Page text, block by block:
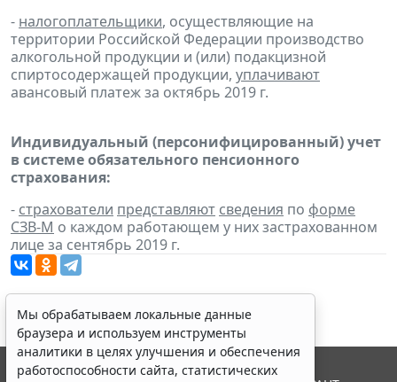
- налогоплательщики, осуществляющие на
территории Российской Федерации производство
алкогольной продукции и (или) подакцизной
спиртосодержащей продукции, уплачивают
авансовый платеж за октябрь 2019 г.
Индивидуальный (персонифицированный) учет
в системе обязательного пенсионного
страхования:
- страхователи представляют сведения по форме
СЗВ-М о каждом работающем у них застрахованном
лице за сентябрь 2019 г.
Мы обрабатываем локальные данные
браузера и используем инструменты
аналитики в целях улучшения и обеспечения
работоспособности сайта, статистических